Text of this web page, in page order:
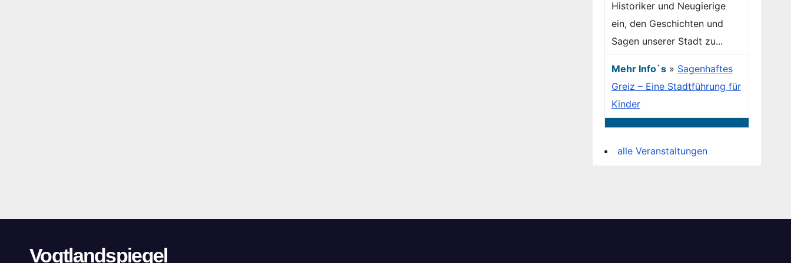
Historiker und Neugierige
ein, den Geschichten und
Sagen unserer Stadt zu...
Mehr Info`s» Sagenhaftes
Greiz – Eine Stadtführung für
Kinder
alle Veranstaltungen
Vogtlandspiegel